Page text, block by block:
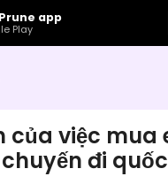
app
Play
của việc mua
chuyến đi